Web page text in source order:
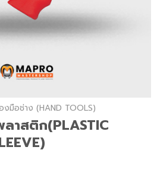
งมือช่าง (HAND TOOLS)
าสติก(PLASTIC